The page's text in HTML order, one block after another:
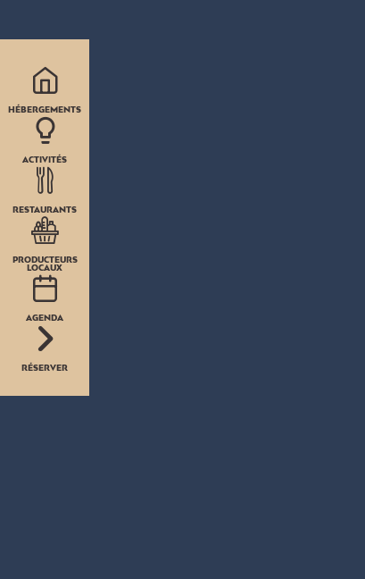
HÉBERGEMENTS
ACTIVITÉS
RESTAURANTS
PRODUCTEURS
LOCAUX
AGENDA
RÉSERVER